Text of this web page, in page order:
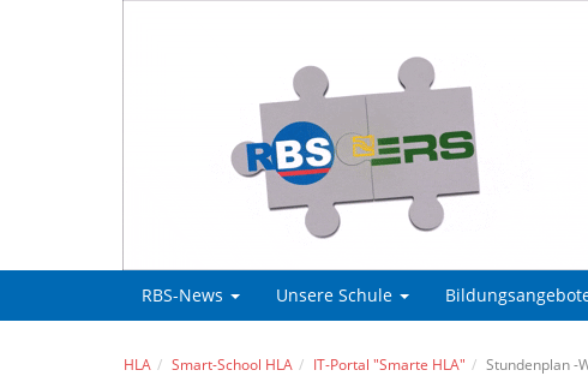
RBS-News Unsere Schule
HLA Smart-School HLA IT-Portal "Smarte HLA" Stundenplan -